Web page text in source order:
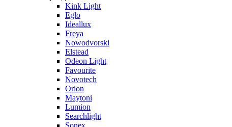
Kink Light
Eglo
Ideallux
Freya
Nowodvorski
Elstead
Odeon Light
Favourite
Novotech
Orion
Maytoni
Lumion
Searchlight
Sonex